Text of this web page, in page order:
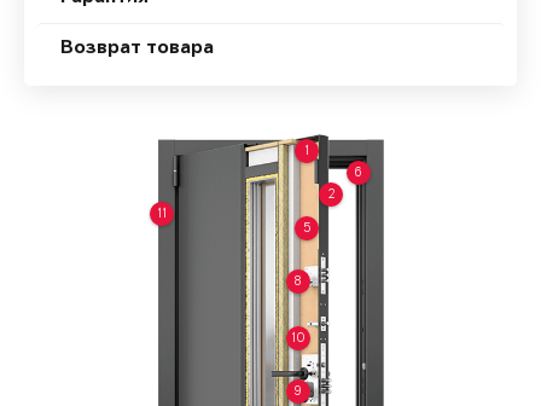
Возврат товара
1
2
5
6
8
9
10
11